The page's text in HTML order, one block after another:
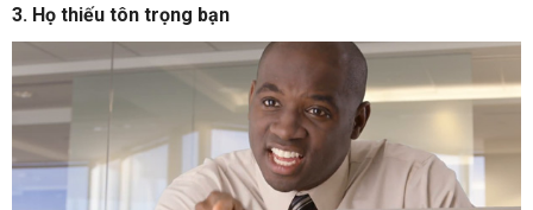
3. Họ thiếu tôn trọng bạn